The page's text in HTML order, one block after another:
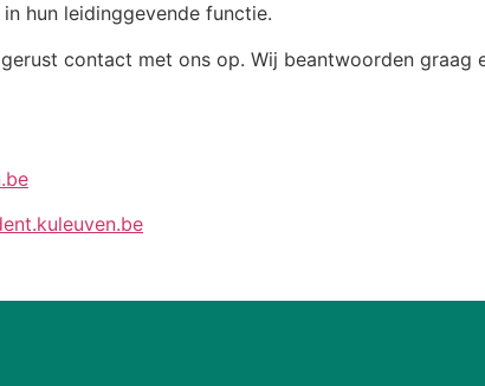
hun leidinggevende functie.
contact met ons op. Wij beantwoorden graag